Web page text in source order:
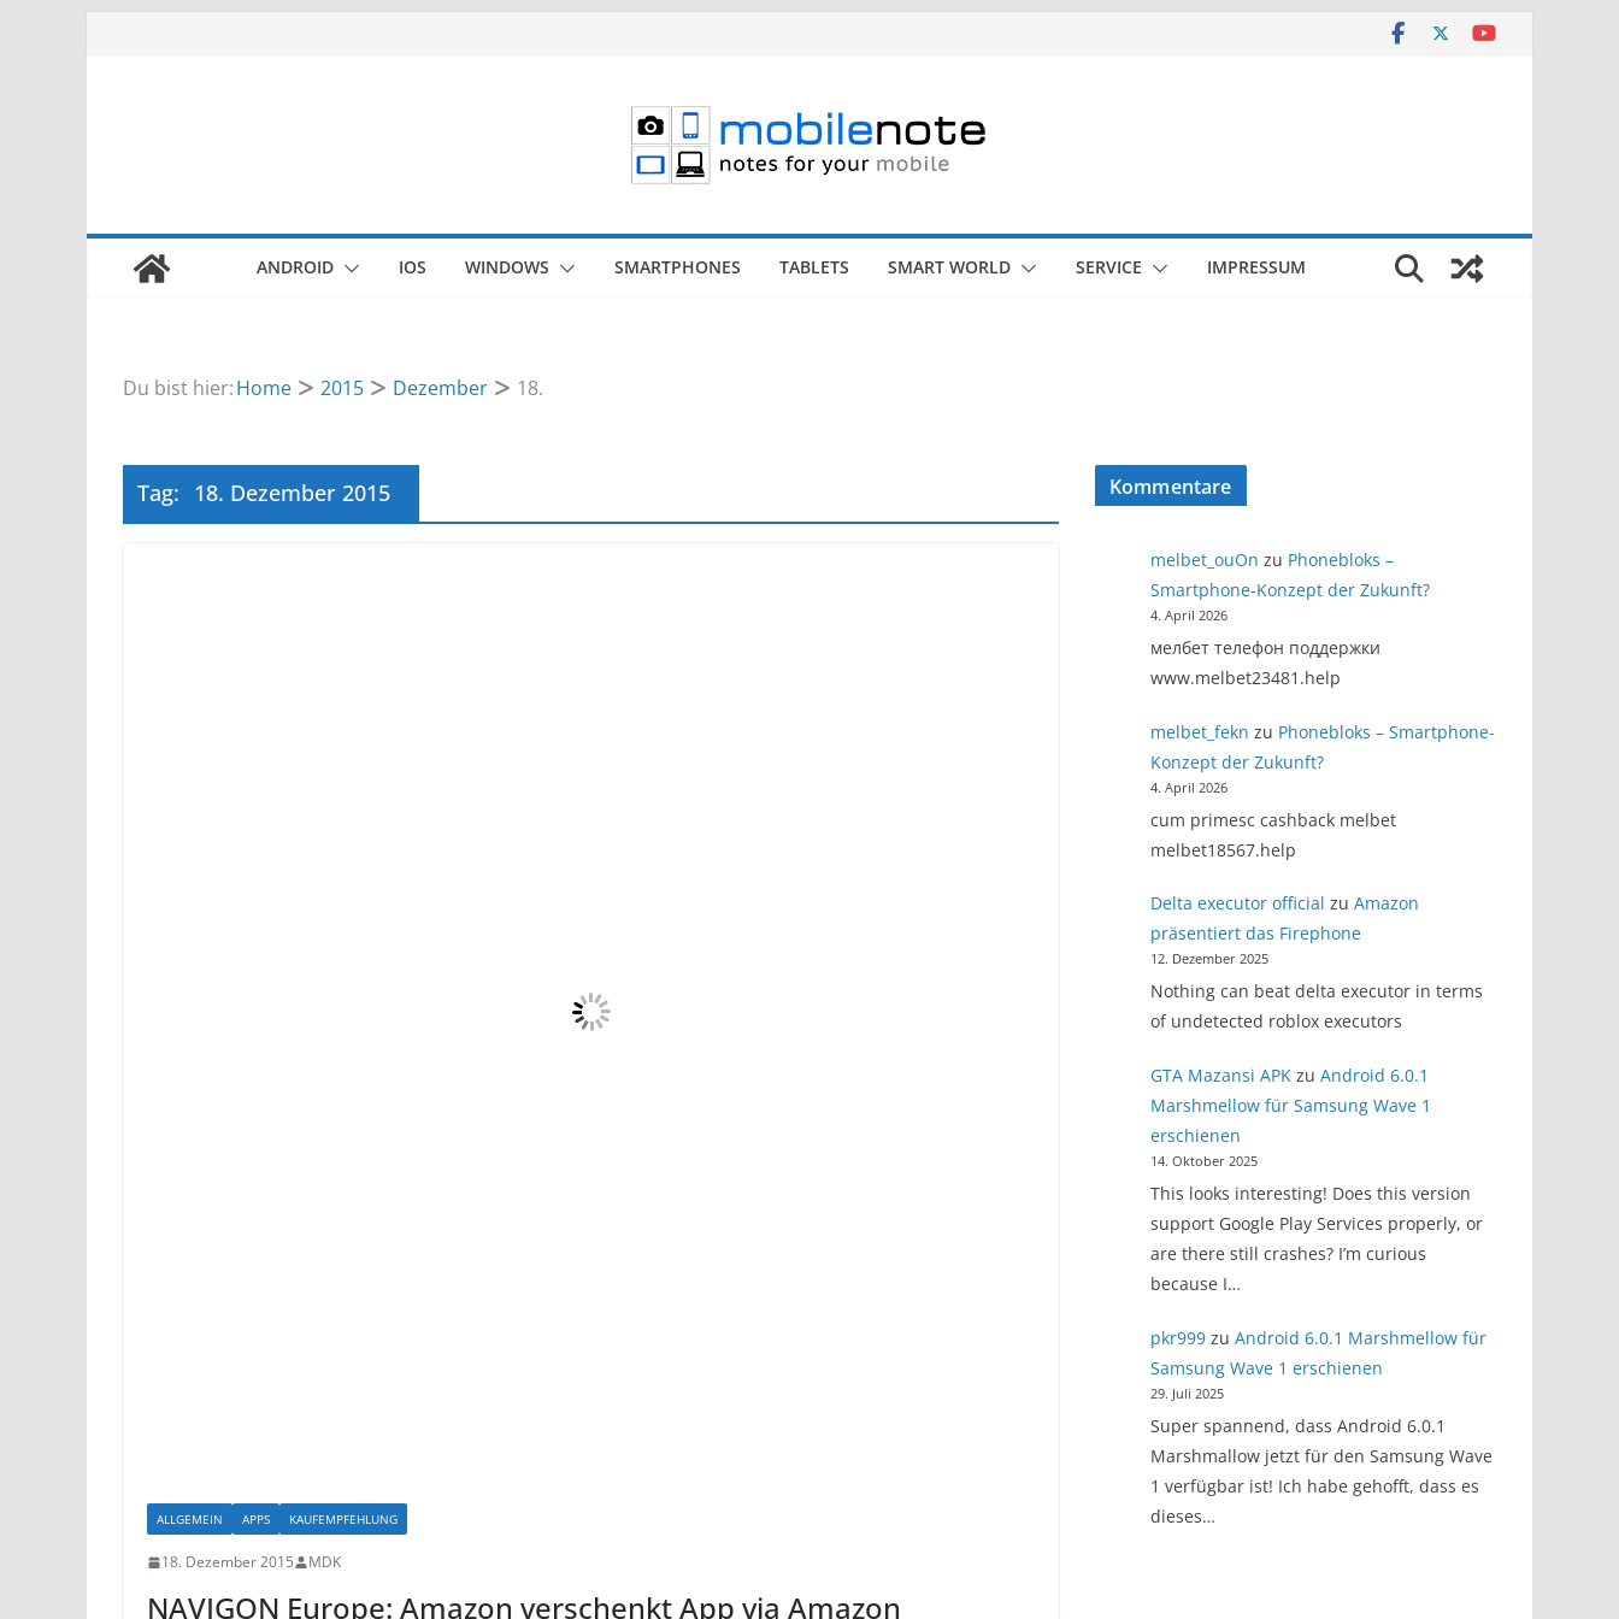
ANDROID IOS WINDOWS SMARTPHONES TABLETS SMART WORLD SERVICE IMPRESSUM
Du bist hier:Home 2015 Dezember 18.
Tag: 18. Dezember 2015
ALLGEMEIN APPS KAUFEMPFEHLUNG
18. Dezember 2015 MDK
NAVIGON Europe: Amazon verschenkt App via Amazon
Kommentare
melbet_ouOn zu Phonebloks –
Smartphone-Konzept der Zukunft?
4. April 2026
мелбет телефон поддержки
www.melbet23481.help
melbet_fekn zu Phonebloks – Smartphone-
Konzept der Zukunft?
4. April 2026
cum primesc cashback melbet
melbet18567.help
Delta executor official zu Amazon
präsentiert das Firephone
12. Dezember 2025
Nothing can beat delta executor in terms
of undetected roblox executors
GTA Mazansi APKzu Android 6.0.1
Marshmellow für Samsung Wave 1
erschienen
14. Oktober 2025
This looks interesting! Does this version
support Google Play Services properly, or
are there still crashes? I’m curious
because I…
pkr999zu Android 6.0.1 Marshmellow für
Samsung Wave 1 erschienen
29. Juli 2025
Super spannend, dass Android 6.0.1
Marshmallow jetzt für den Samsung Wave
1 verfügbar ist! Ich habe gehofft, dass es
dieses…